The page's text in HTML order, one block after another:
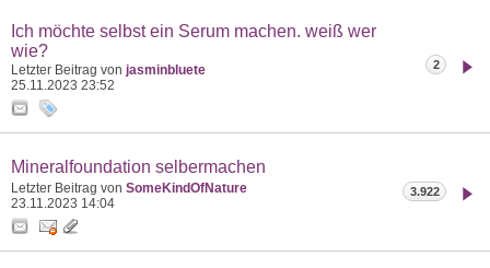
Ich möchte selbst ein Serum machen. weiß wer
wie?
Letzter Beitrag von jasminbluete
25.11.2023 23:52
2
Mineralfoundation selbermachen
Letzter Beitrag von SomeKindOfNature
23.11.2023 14:04
3.922